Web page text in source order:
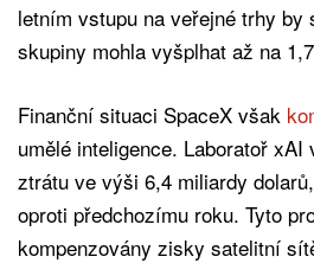
letním vstupu na veřejné trhy
skupiny mohla vyšplhat až na
Finanční situaci SpaceX však
umělé inteligence. Laboratoř
ztrátu ve výši 6,4 miliardy
oproti předchozímu roku. Tyto
kompenzovány zisky satelitní